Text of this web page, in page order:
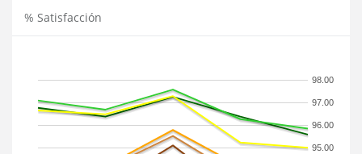
% Satisfacción
95.00
96.00
97.00
98.00